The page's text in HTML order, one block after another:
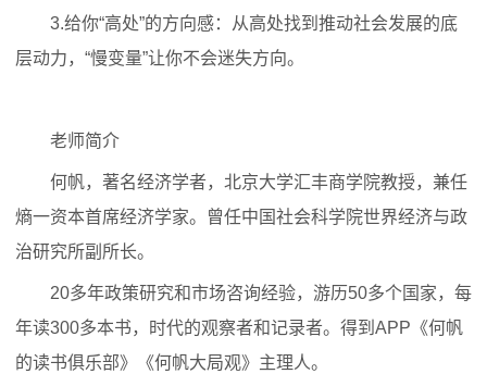
3.给你“高处”的方向感：从高处找到推动社会发展的底
层动力，“慢变量”让你不会迷失方向。
老师简介
何帆，著名经济学者，北京大学汇丰商学院教授，兼任
熵一资本首席经济学家。曾任中国社会科学院世界经济与政
治研究所副所长。
20多年政策研究和市场咨询经验，游历50多个国家，每
年读300多本书，时代的观察者和记录者。得到APP《何帆
的读书俱乐部》《何帆大局观》主理人。